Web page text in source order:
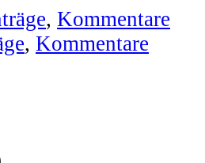
, Kommentare
, Kommentare